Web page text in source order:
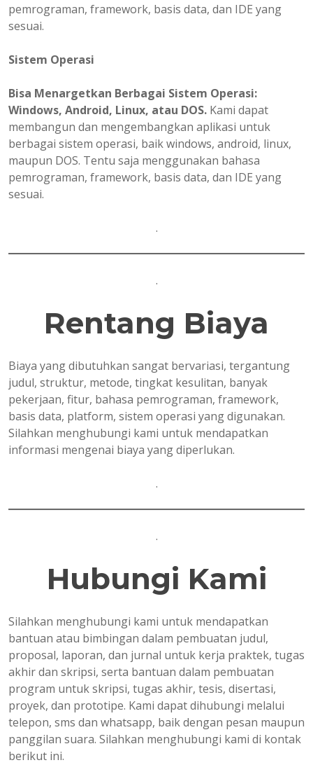
pemrograman, framework, basis data, dan IDE yang
sesuai.
Sistem Operasi
Bisa Menargetkan Berbagai Sistem Operasi:
Windows, Android, Linux, atau DOS. Kami dapat
membangun dan mengembangkan aplikasi untuk
berbagai sistem operasi, baik windows, android, linux,
maupun DOS. Tentu saja menggunakan bahasa
pemrograman, framework, basis data, dan IDE yang
sesuai.
.
.
Rentang Biaya
Biaya yang dibutuhkan sangat bervariasi, tergantung
judul, struktur, metode, tingkat kesulitan, banyak
pekerjaan, fitur, bahasa pemrograman, framework,
basis data, platform, sistem operasi yang digunakan.
Silahkan menghubungi kami untuk mendapatkan
informasi mengenai biaya yang diperlukan.
.
.
Hubungi Kami
Silahkan menghubungi kami untuk mendapatkan
bantuan atau bimbingan dalam pembuatan judul,
proposal, laporan, dan jurnal untuk kerja praktek, tugas
akhir dan skripsi, serta bantuan dalam pembuatan
program untuk skripsi, tugas akhir, tesis, disertasi,
proyek, dan prototipe. Kami dapat dihubungi melalui
telepon, sms dan whatsapp, baik dengan pesan maupun
panggilan suara. Silahkan menghubungi kami di kontak
berikut ini.